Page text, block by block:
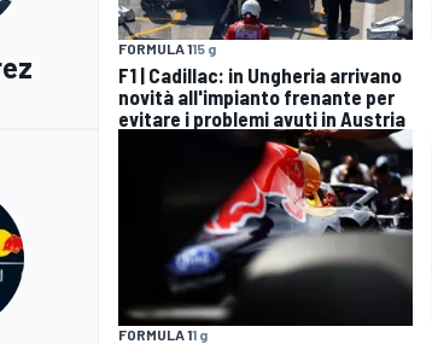
FORMULA 115 g
F1 | Cadillac: in Ungheria arrivano
novità all'impianto frenante per
evitare i problemi avuti in Austria
FORMULA 11 g